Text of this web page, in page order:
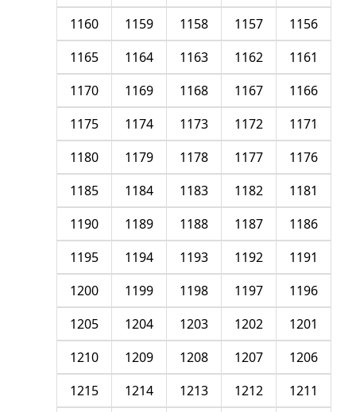
1156
1157
1158
1159
1160
1161
1162
1163
1164
1165
1166
1167
1168
1169
1170
1171
1172
1173
1174
1175
1176
1177
1178
1179
1180
1181
1182
1183
1184
1185
1186
1187
1188
1189
1190
1191
1192
1193
1194
1195
1196
1197
1198
1199
1200
1201
1202
1203
1204
1205
1206
1207
1208
1209
1210
1211
1212
1213
1214
1215